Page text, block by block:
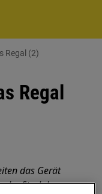
Regal (2)
Regal
das Gerät
derSteckdose.